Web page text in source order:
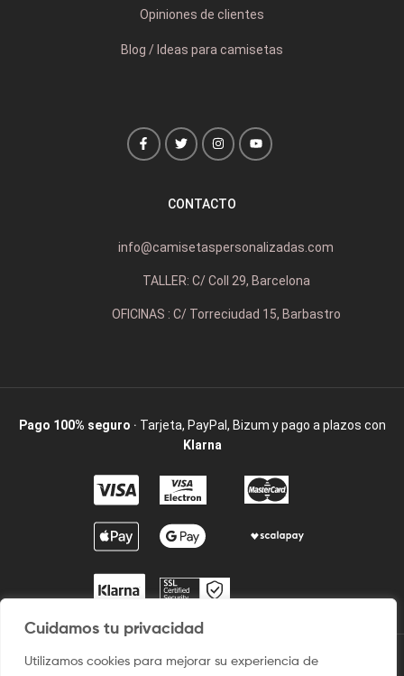
Cuidamos tu privacidad
Utilizamos cookies para mejorar su experiencia de
Opiniones de clientes
Blog / Ideas para camisetas
CONTACTO
info@camisetaspersonalizadas.com
TALLER: C/ Coll 29, Barcelona
OFICINAS : C/ Torreciudad 15, Barbastro
Pago 100% seguro · Tarjeta, PayPal, Bizum y pago a plazos con
Klarna
2009 / ©2025 Camisetaspersonalizadas.com. Todos los derechos